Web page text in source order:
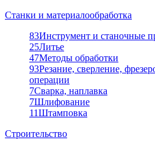
Станки и материалообработка
83Инструмент и станочные
25Литье
47Методы обработки
93Резание, сверление,
операции
7Сварка, наплавка
7Шлифование
11Штамповка
Строительство